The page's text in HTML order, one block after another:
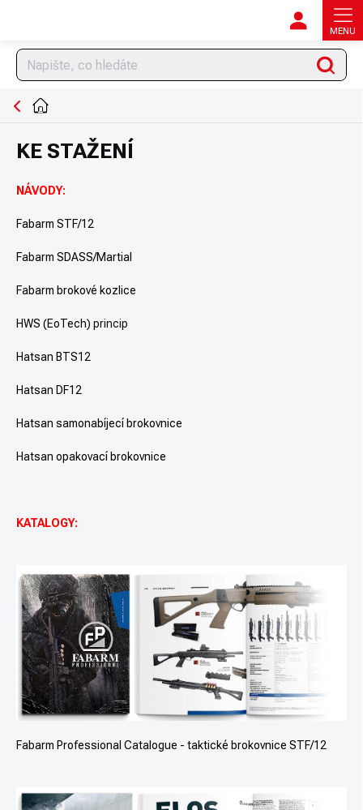
Hledat
DOMŮ
KE STAŽENÍ
NÁVODY:
Fabarm STF/12
Fabarm SDASS/Martial
Fabarm brokové kozlice
HWS (EoTech) princip
Hatsan BTS12
Hatsan DF12
Hatsan samonabíjecí brokovnice
Hatsan opakovací brokovnice
KATALOGY:
Fabarm Professional Catalogue - taktické brokovnice STF/12